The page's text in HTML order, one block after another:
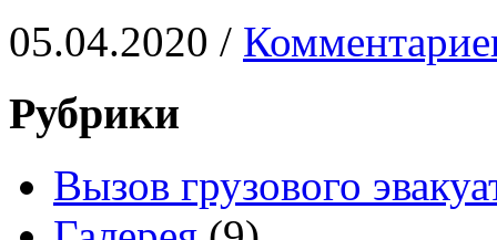
05.04.2020 /
Рубрики
Вызов грузового